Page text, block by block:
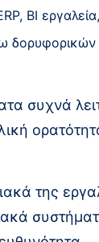
BI
δορυφορικών
συχνά
της